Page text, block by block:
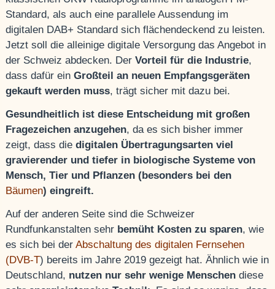
Standard, als auch eine parallele Aussendung im
digitalen DAB+ Standard sich flächendeckend zu leisten.
Jetzt soll die alleinige digitale Versorgung das Angebot in
der Schweiz abdecken. DerVorteil für die Industrie,
dass dafür einGroßteil an neuen Empfangsgeräten
gekauft werden muss, trägt sicher mit dazu bei.
Gesundheitlich ist diese Entscheidung mit großen
Fragezeichen anzugehen, da es sich bisher immer
zeigt, dass die digitalen Übertragungsarten viel
gravierender und tiefer in biologische Systeme von
Mensch, Tier und Pflanzen (besonders bei den
Bäumen) eingreift.
Auf der anderen Seite sind die Schweizer
Rundfunkanstalten sehr bemüht Kosten zu sparen, wie
es sich bei derAbschaltung des digitalen Fernsehen
(DVB-T) bereits im Jahre 2019 gezeigt hat. Ähnlich wie in
Deutschland, nutzen nur sehr wenige Menschen diese